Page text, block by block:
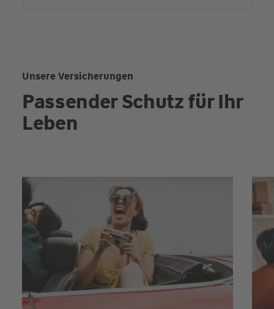
Unsere Versicherungen
Passender Schutz für Ihr
Leben